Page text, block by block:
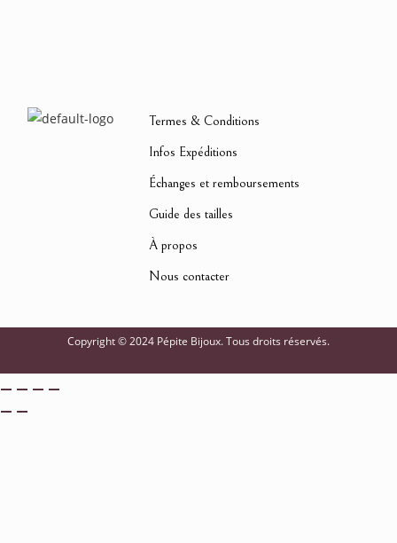
Termes & Conditions
Infos Expéditions
Échanges et remboursements
Guide des tailles
À propos
Nous contacter
Copyright © 2024 Pépite Bijoux. Tous droits réservés.